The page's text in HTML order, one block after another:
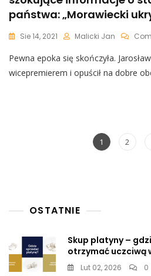
państwa: „Morawiecki
Sie 14, 2021 Malicki Jan
Pewna epoka się skończyła.
wicepremierem i opuścił na dobre
Page
1 Page
2
OSTATNIE
Skup platyny –
otrzymać uczciwą
Lut 02, 2026 0